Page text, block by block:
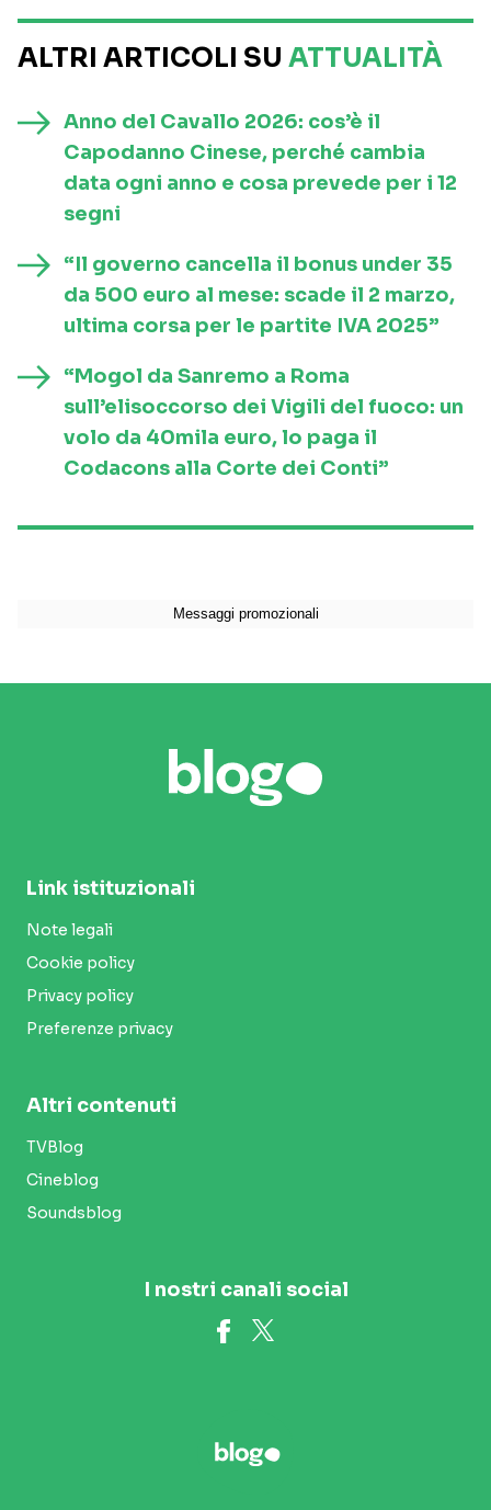
ALTRI ARTICOLI SU ATTUALITÀ
Anno del Cavallo 2026: cos’è il
Capodanno Cinese, perché cambia
data ogni anno e cosa prevede per i 12
segni
“Il governo cancella il bonus under 35
da 500 euro al mese: scade il 2 marzo,
ultima corsa per le partite IVA 2025”
“Mogol da Sanremo a Roma
sull’elisoccorso dei Vigili del fuoco: un
volo da 40mila euro, lo paga il
Codacons alla Corte dei Conti”
Link istituzionali
Note legali
Cookie policy
Privacy policy
Preferenze privacy
Altri contenuti
TVBlog
Cineblog
Soundsblog
I nostri canali social